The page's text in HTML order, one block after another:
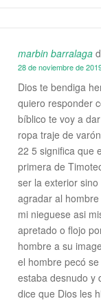
marbin barralaga
28 de noviembre de
Dios te bendiga
quiero responder
bíblico te voy a
ropa traje de
22 5 significa que
primera de
ser la exterior
agradar al
mi nieguese asi
apretado o flojo
hombre a su
el hombre pecó
estaba desnudo y
dice que Dios les